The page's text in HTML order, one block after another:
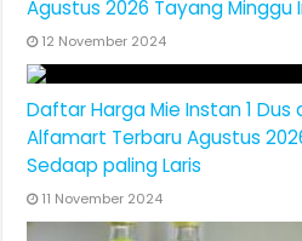
Agustus 2026 Tayang Minggu
12 November 2024
Daftar Harga Mie Instan 1
Alfamart Terbaru Agustus
Sedaap paling Laris
11 November 2024